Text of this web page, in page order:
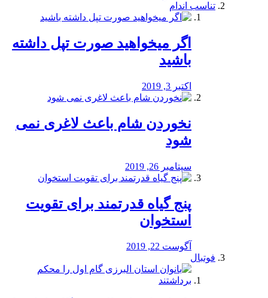
تناسب اندام
اگر میخواهید صورت تپل داشته
باشید
اکتبر 3, 2019
نخوردن شام باعث لاغری نمی
‌شود
سپتامبر 26, 2019
پنج گیاه قدرتمند برای تقویت
استخوان
آگوست 22, 2019
فوتبال